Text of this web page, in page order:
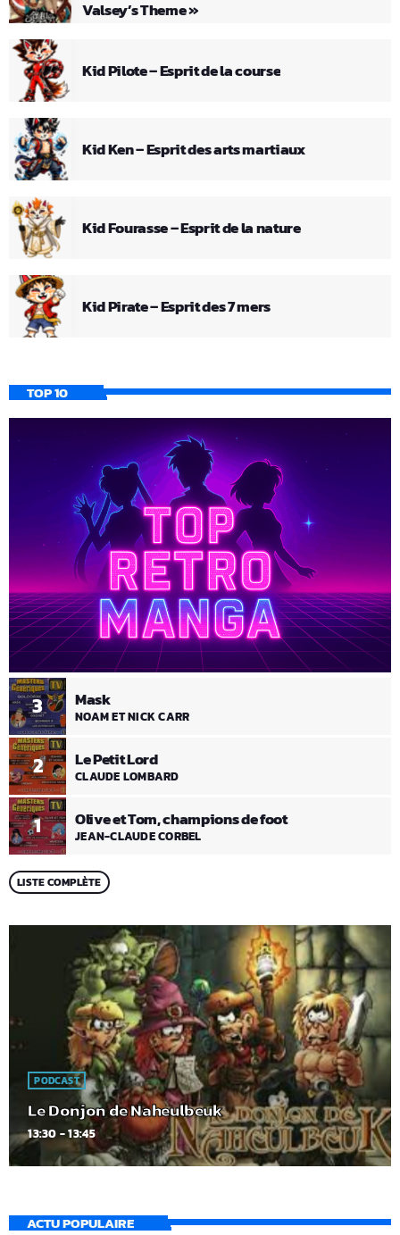
Valsey’s Theme »
Kid Pilote – Esprit de la course
Kid Ken – Esprit des arts martiaux
Kid Fourasse – Esprit de la nature
Kid Pirate – Esprit des 7 mers
TOP 10
1 Olive et Tom, champions de foot
JEAN-CLAUDE CORBEL
2 Le Petit Lord
CLAUDE LOMBARD
3 Mask
NOAM ET NICK CARR
LISTE COMPLÈTE
PODCAST
Le Donjon de Naheulbeuk
13:30 - 13:45
ACTU POPULAIRE